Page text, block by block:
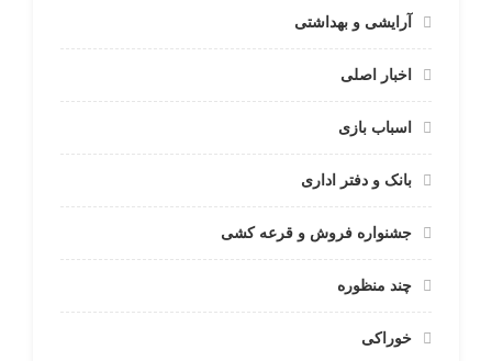
آرایشی و بهداشتی
اخبار اصلی
اسباب بازی
بانک و دفتر اداری
جشنواره فروش و قرعه کشی
چند منظوره
خوراکی